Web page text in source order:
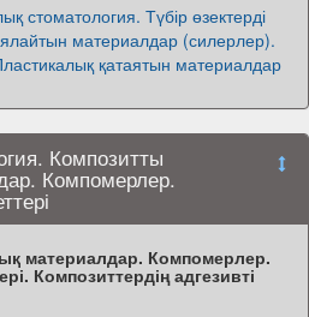
стоматология. Түбір өзектерді
материалдар (силерлер).
қатаятын материалдар
Композитты
Компомерлер.
материалдар. Компомерлер.
Композиттердің адгезивті